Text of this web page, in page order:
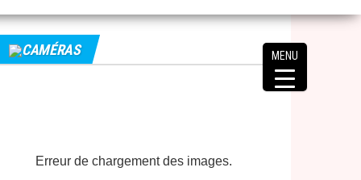
CAMÉRAS
Erreur de chargement des images.
MENU